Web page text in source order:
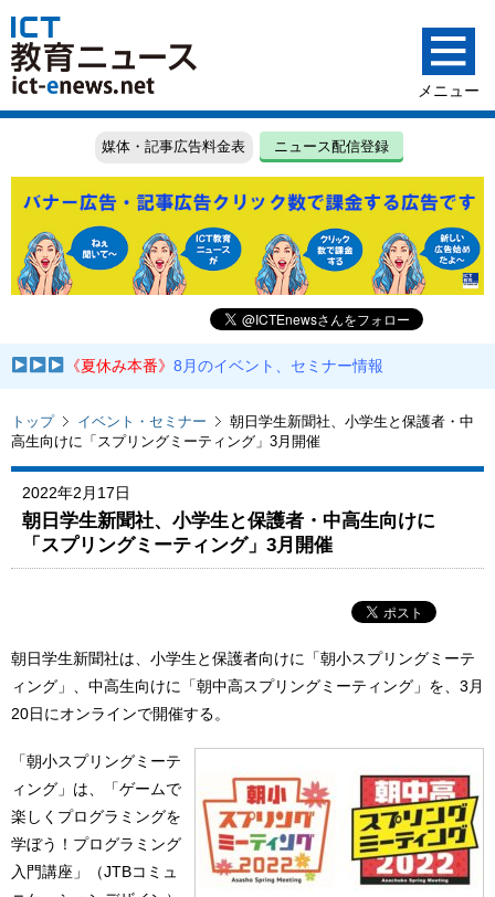
媒体・記事広告料金表 ニュース配信登録
《夏休み本番》8月のイベント、セミナー情報
トップ イベント・セミナー
朝日学生新聞社、小学生と保護者・中
高生向けに「スプリングミーティング」3月開催
2022年2月17日
朝日学生新聞社、小学生と保護者・中高生向けに
「スプリングミーティング」3月開催
朝日学生新聞社は、小学生と保護者向けに「朝小スプリングミーテ
ィング」、中高生向けに「朝中高スプリングミーティング」を、3月
20日にオンラインで開催する。
「朝小スプリングミーテ
ィング」は、「ゲームで
楽しくプログラミングを
学ぼう！プログラミング
入門講座」（JTBコミュ